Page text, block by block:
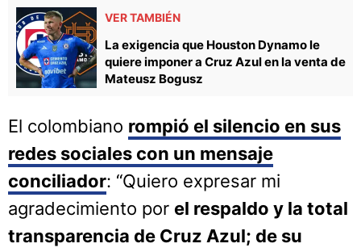
VER TAMBIÉN
La exigencia que Houston Dynamo le
quiere imponer a Cruz Azul en la venta de
Mateusz Bogusz
El colombiano rompió el silencio en sus
redes sociales con un mensaje
conciliador: “Quiero expresar mi
agradecimiento por el respaldo y la total
transparencia de Cruz Azul; de su